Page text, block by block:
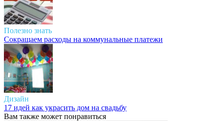
Полезно знать
Сокращаем расходы на коммунальные платежи
Дизайн
17 идей как украсить дом на свадьбу
Вам также может понравиться